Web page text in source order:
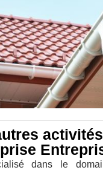
dans le